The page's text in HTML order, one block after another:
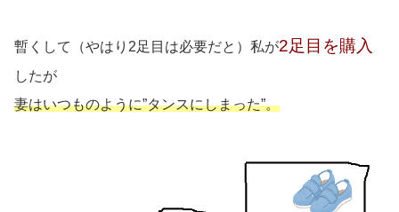
暫くして（やはり2足目は必要だと）私が2足目を購入
したが
妻はいつものように”タンスにしまった”。